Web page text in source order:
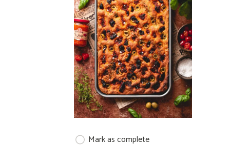
Mark as complete